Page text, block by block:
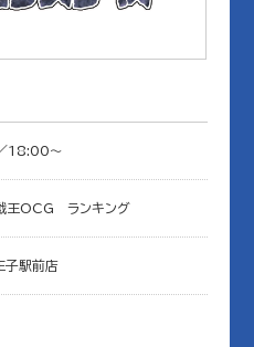
18:00〜
戯王OCG ランキング
子駅前店